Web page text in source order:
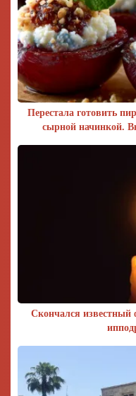
Перестала готовить
сырной начинкой.
Скончался известный